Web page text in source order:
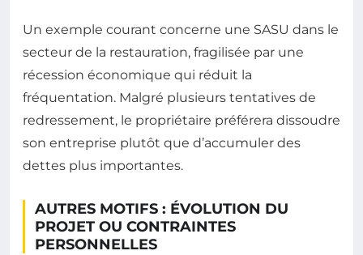
Un exemple courant concerne une SASU dans le
secteur de la restauration, fragilisée par une
récession économique qui réduit la
fréquentation. Malgré plusieurs tentatives de
redressement, le propriétaire préférera dissoudre
son entreprise plutôt que d’accumuler des
dettes plus importantes.
AUTRES MOTIFS : ÉVOLUTION DU
PROJET OU CONTRAINTES
PERSONNELLES